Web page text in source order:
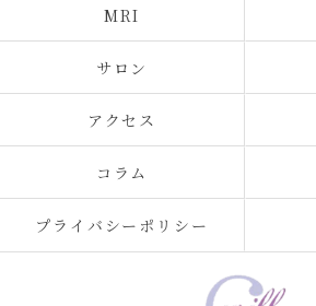
MRI
サロン
アクセス
コラム
プライバシーポリシー